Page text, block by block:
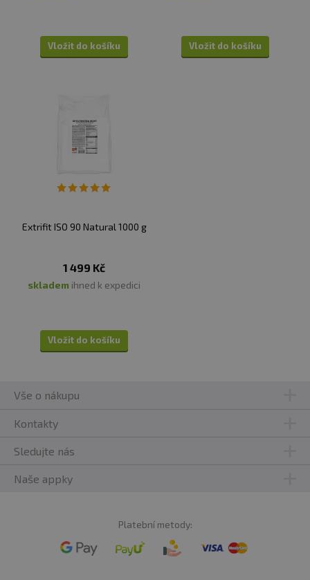
Vložit do košíku Vložit do košíku
Extrifit ISO 90 Natural 1000 g
1 499 Kč
skladem ihned k expedici
Vložit do košíku
Vše o nákupu
Kontakty
Sledujte nás
Naše appky
Platební metody: